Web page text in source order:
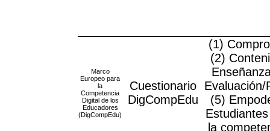
Marco
Europeo para
la
Competencia
Digital de los
Educadores
(DigCompEdu)
Cuestionario
DigCompEdu
(1)
(2)
Evaluación/
(5)
la